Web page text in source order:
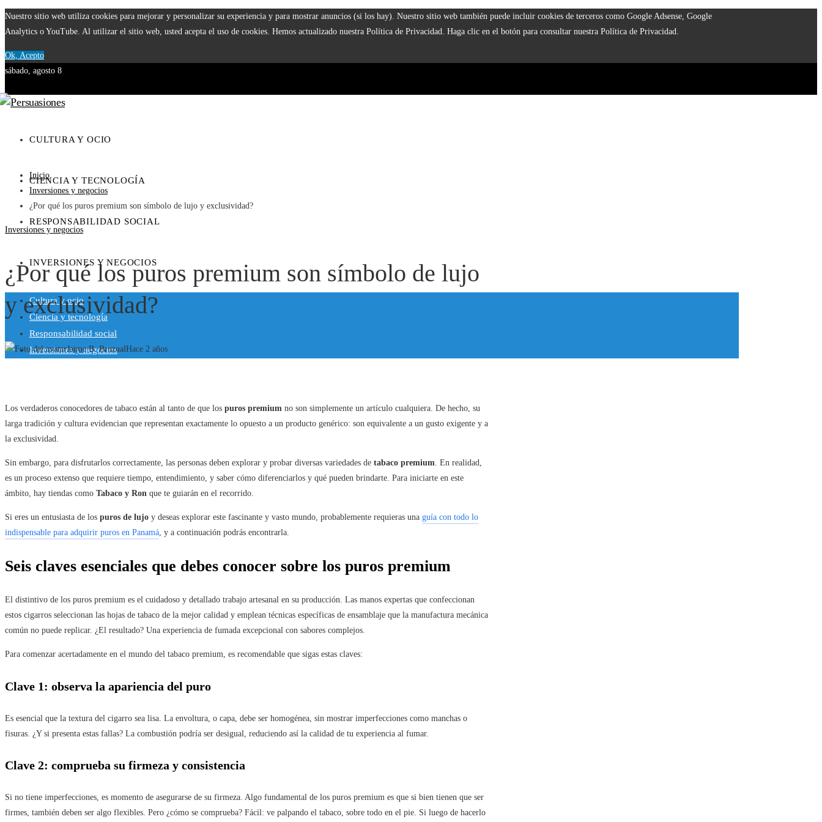
Nuestro sitio web utiliza cookies para mejorar y personalizar su experiencia y para mostrar anuncios (si los hay). Nuestro sitio web también puede incluir cookies de terceros como Google Adsense, Google
Analytics o YouTube. Al utilizar el sitio web, usted acepta el uso de cookies. Hemos actualizado nuestra Política de Privacidad. Haga clic en el botón para consultar nuestra Política de Privacidad.
Ok, Acepto
sábado, agosto 8
CULTURA Y OCIO
CIENCIA Y TECNOLOGÍA
RESPONSABILIDAD SOCIAL
INVERSIONES Y NEGOCIOS
Cultura y ocio
Ciencia y tecnología
Responsabilidad social
Inversiones y negocios
Inicio
Inversiones y negocios
¿Por qué los puros premium son símbolo de lujo y exclusividad?
Inversiones y negocios
¿Por qué los puros premium son símbolo de lujo
y exclusividad?
Jaime B. BruzualHace 2 años
Los verdaderos conocedores de tabaco están al tanto de que los puros premium no son simplemente un artículo cualquiera. De hecho, su
larga tradición y cultura evidencian que representan exactamente lo opuesto a un producto genérico: son equivalente a un gusto exigente y a
la exclusividad.
Sin embargo, para disfrutarlos correctamente, las personas deben explorar y probar diversas variedades de tabaco premium. En realidad,
es un proceso extenso que requiere tiempo, entendimiento, y saber cómo diferenciarlos y qué pueden brindarte. Para iniciarte en este
ámbito, hay tiendas como Tabaco y Ron que te guiarán en el recorrido.
Si eres un entusiasta de los puros de lujo y deseas explorar este fascinante y vasto mundo, probablemente requieras una guía con todo lo
indispensable para adquirir puros en Panamá, y a continuación podrás encontrarla.
Seis claves esenciales que debes conocer sobre los puros premium
El distintivo de los puros premium es el cuidadoso y detallado trabajo artesanal en su producción. Las manos expertas que confeccionan
estos cigarros seleccionan las hojas de tabaco de la mejor calidad y emplean técnicas específicas de ensamblaje que la manufactura mecánica
común no puede replicar. ¿El resultado? Una experiencia de fumada excepcional con sabores complejos.
Para comenzar acertadamente en el mundo del tabaco premium, es recomendable que sigas estas claves:
Clave 1: observa la apariencia del puro
Es esencial que la textura del cigarro sea lisa. La envoltura, o capa, debe ser homogénea, sin mostrar imperfecciones como manchas o
fisuras. ¿Y si presenta estas fallas? La combustión podría ser desigual, reduciendo así la calidad de tu experiencia al fumar.
Clave 2: comprueba su firmeza y consistencia
Si no tiene imperfecciones, es momento de asegurarse de su firmeza. Algo fundamental de los puros premium es que si bien tienen que ser
firmes, también deben ser algo flexibles. Pero ¿cómo se comprueba? Fácil: ve palpando el tabaco, sobre todo en el pie. Si luego de hacerlo